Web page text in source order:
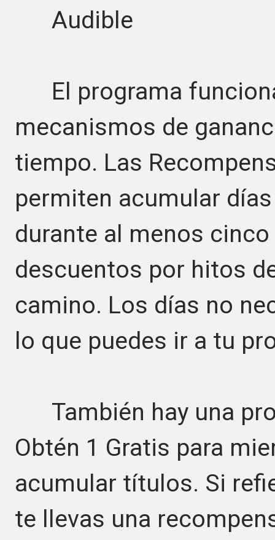
Audible
El programa
mecanismos de
tiempo. Las
permiten acumular
durante al menos
descuentos por hitos
camino. Los días no
lo que puedes ir a tu
También hay una
Obtén 1 Gratis para
acumular títulos. Si
te llevas una